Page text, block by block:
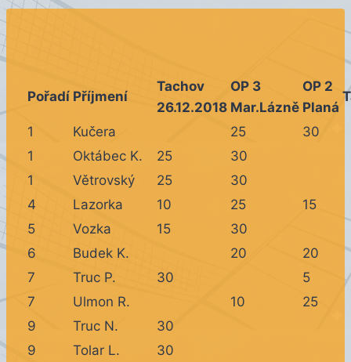
Pořadí Příjmení
Tachov
26.12.2018
OP 3
Mar.Lázně
OP 2
Planá
1 Kučera 25
30
1
Oktábec K. 25
30
1
Větrovský 25
30
4
Lazorka 10 25
15
5
Vozka 15
30
6
Budek K. 20
20
7
Truc P. 30
5
7
Ulmon R. 10
25
9
Truc N.
30
9
Tolar L.
30